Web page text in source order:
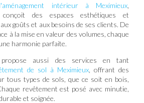
intérieur à Meximieux
des espaces esthétiques et
goûts et aux besoins de ses clients. De
à la mise en valeur des volumes, chaque
harmonie parfaite.
propose aussi des services en tant
de sol à Meximieux , offrant des
tous types de sols, que ce soit en bois,
revêtement est posé avec minutie,
et soignée.